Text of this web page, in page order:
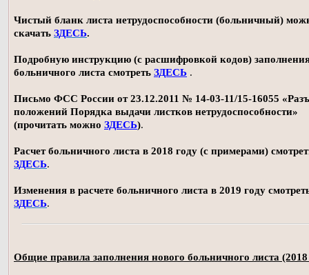
Чистый бланк листа нетрудоспособности (больничный)
скачать ЗДЕСЬ.
Подробную инструкцию (с расшифровкой кодов)
больничного листа смотреть ЗДЕСЬ .
Письмо ФСС России от 23.12.2011 № 14-03-11/15-16055
положений Порядка выдачи листков нетрудоспособности»
(прочитать можно ЗДЕСЬ).
Расчет больничного листа в 2018 году (с примерами)
ЗДЕСЬ.
Изменения в расчете больничного листа в 2019 году
ЗДЕСЬ.
Общие правила заполнения нового больничного листа (2018